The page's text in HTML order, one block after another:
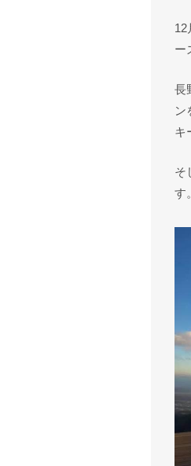
12
ー
長
ン
キ
そ
す